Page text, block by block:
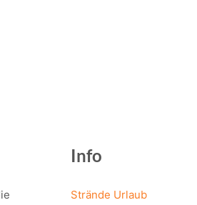
Info
Strände Urlaub